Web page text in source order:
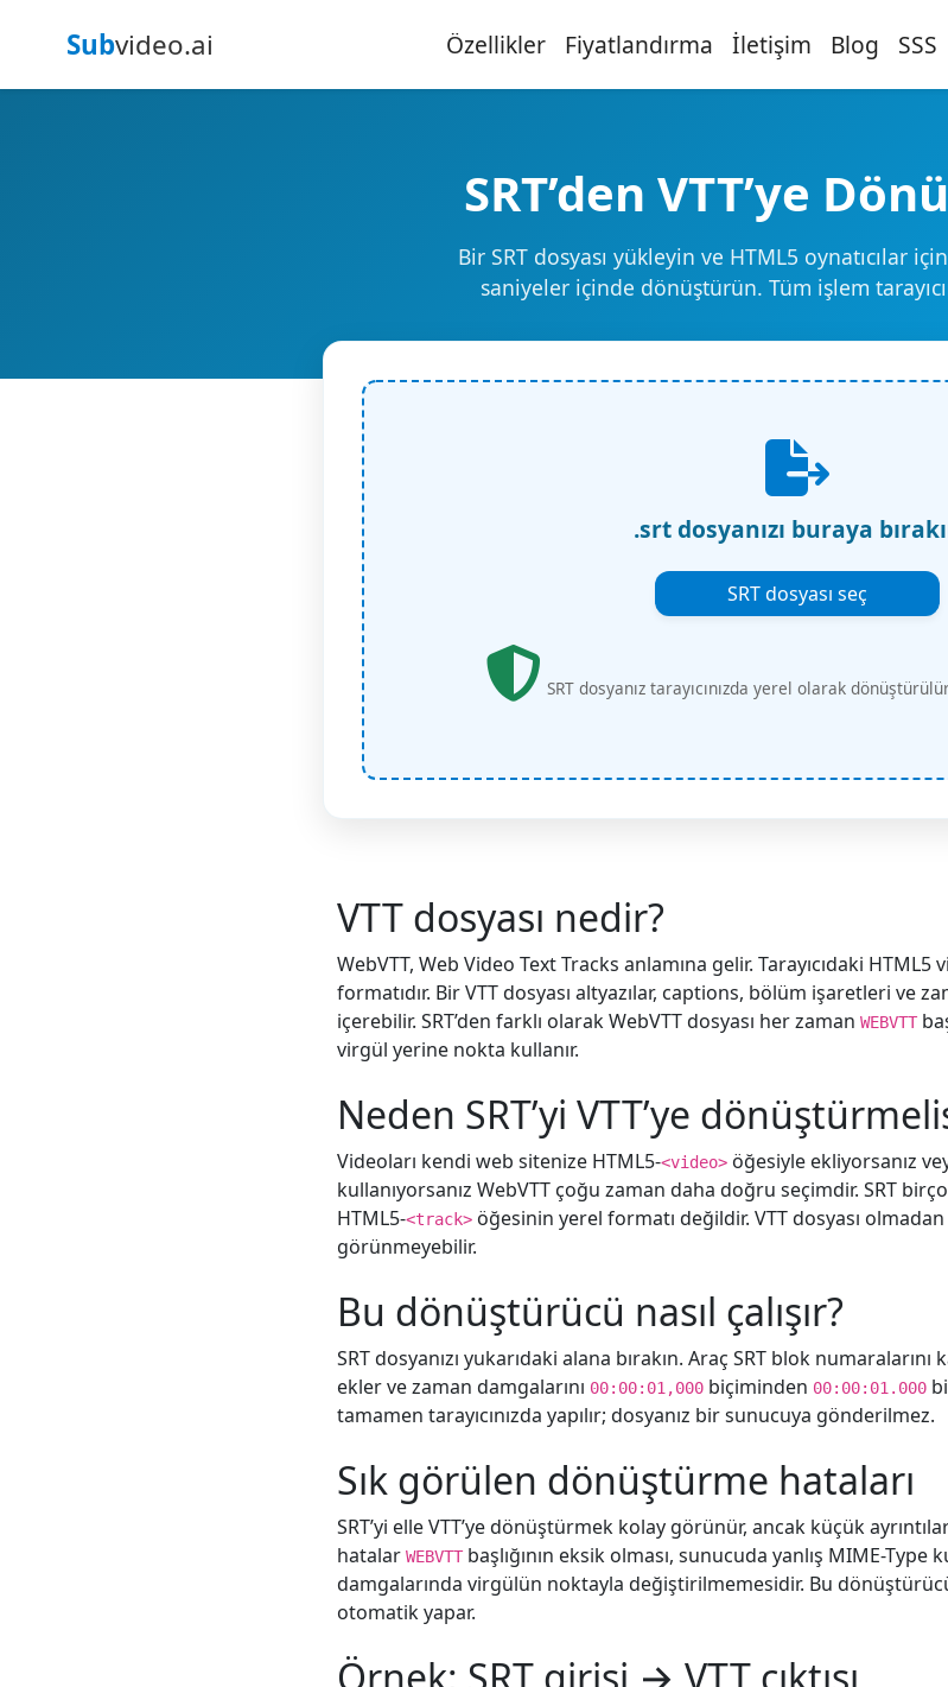
Subvideo.ai Özellikler Fiyatlandırma İletişim Blog SSS
SRT’den VTT’ye
Bir SRT dosyası yükleyin ve HTML5 oynatıcılar
saniyeler içinde dönüştürün. Tüm işlem
.srt dosyanızı buraya
SRT dosyası seç
SRT dosyanız tarayıcınızda yerel olarak
VTT dosyası nedir?
WebVTT, Web Video Text Tracks anlamına gelir. Tarayıcıdaki
formatıdır. Bir VTT dosyası altyazılar, captions, bölüm işaretleri ve
içerebilir. SRT’den farklı olarak WebVTT dosyası her zaman WEBVTT
virgül yerine nokta kullanır.
Neden SRT’yi VTT’ye
Videoları kendi web sitenize HTML5-<video> öğesiyle ekliyorsanız
kullanıyorsanız WebVTT çoğu zaman daha doğru seçimdir. SRT
HTML5-<track> öğesinin yerel formatı değildir. VTT dosyası olmadan
görünmeyebilir.
Bu dönüştürücü nasıl çalışır?
SRT dosyanızı yukarıdaki alana bırakın. Araç SRT blok numaralarını
ekler ve zaman damgalarını 00:00:01,000 biçiminden 00:00:01.000
tamamen tarayıcınızda yapılır; dosyanız bir sunucuya gönderilmez.
Sık görülen dönüştürme hataları
SRT’yi elle VTT’ye dönüştürmek kolay görünür, ancak küçük
hatalar WEBVTT başlığının eksik olması, sunucuda yanlış MIME-Type
damgalarında virgülün noktayla değiştirilmemesidir. Bu
otomatik yapar.